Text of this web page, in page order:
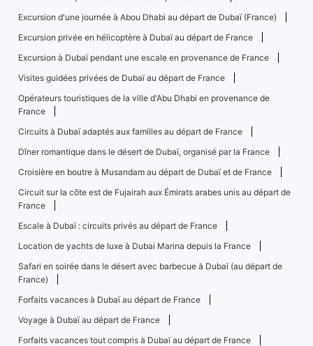
Excursion d'une journée à Abou Dhabi au départ de Dubaï (France)
Excursion privée en hélicoptère à Dubaï au départ de France
Excursion à Dubaï pendant une escale en provenance de France
Visites guidées privées de Dubaï au départ de France
Opérateurs touristiques de la ville d'Abu Dhabi en provenance de
France
Circuits à Dubaï adaptés aux familles au départ de France
Dîner romantique dans le désert de Dubaï, organisé par la France
Croisière en boutre à Musandam au départ de Dubaï et de France
Circuit sur la côte est de Fujairah aux Émirats arabes unis au départ de
France
Escale à Dubaï : circuits privés au départ de France
Location de yachts de luxe à Dubai Marina depuis la France
Safari en soirée dans le désert avec barbecue à Dubaï (au départ de
France)
Forfaits vacances à Dubaï au départ de France
Voyage à Dubaï au départ de France
Forfaits vacances tout compris à Dubaï au départ de France